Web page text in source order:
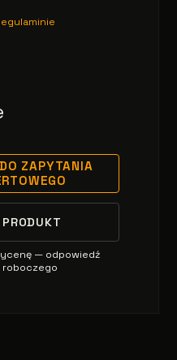
ZAPYTANIA
— odpowiedź
roboczego